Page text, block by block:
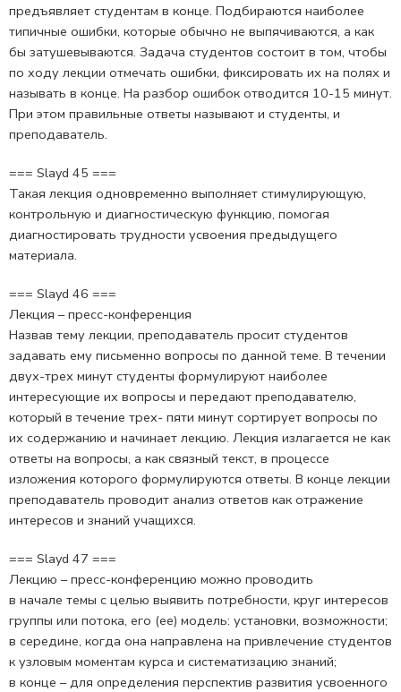
предъявляет студентам в конце. Подбираются наиболее
типичные ошибки, которые обычно не выпячиваются, а как
бы затушевываются. Задача студентов состоит в том, чтобы
по ходу лекции отмечать ошибки, фиксировать их на полях и
называть в конце. На разбор ошибок отводится 10-15 минут.
При этом правильные ответы называют и студенты, и
преподаватель.
=== Slayd 45 ===
Такая лекция одновременно выполняет стимулирующую,
контрольную и диагностическую функцию, помогая
диагностировать трудности усвоения предыдущего
материала.
=== Slayd 46 ===
Лекция – пресс-конференция
Назвав тему лекции, преподаватель просит студентов
задавать ему письменно вопросы по данной теме. В течении
двух-трех минут студенты формулируют наиболее
интересующие их вопросы и передают преподавателю,
который в течение трех- пяти минут сортирует вопросы по
их содержанию и начинает лекцию. Лекция излагается не как
ответы на вопросы, а как связный текст, в процессе
изложения которого формулируются ответы. В конце лекции
преподаватель проводит анализ ответов как отражение
интересов и знаний учащихся.
=== Slayd 47 ===
Лекцию – пресс-конференцию можно проводить
в начале темы с целью выявить потребности, круг интересов
группы или потока, его (ее) модель: установки, возможности;
в середине, когда она направлена на привлечение студентов
к узловым моментам курса и систематизацию знаний;
в конце – для определения перспектив развития усвоенного